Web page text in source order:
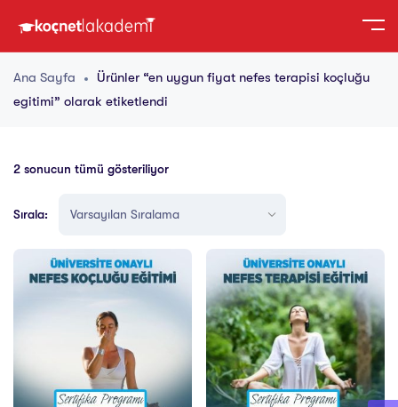
Ana Sayfa
Ürünler “en uygun fiyat nefes terapisi koçluğu
egitimi” olarak etiketlendi
2 sonucun tümü gösteriliyor
Sırala: